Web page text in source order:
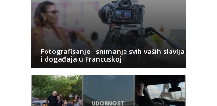
Fotografisanje i snimanje svih vaših slavlja
i događaja u Francuskoj